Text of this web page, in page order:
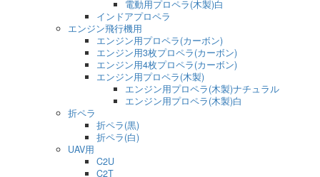
電動用プロペラ(木製)白
インドアプロペラ
エンジン飛行機用
エンジン用プロペラ(カーボン)
エンジン用3枚プロペラ(カーボン)
エンジン用4枚プロペラ(カーボン)
エンジン用プロペラ(木製)
エンジン用プロペラ(木製)ナチュラル
エンジン用プロペラ(木製)白
折ペラ
折ペラ(黒)
折ペラ(白)
UAV用
C2U
C2T